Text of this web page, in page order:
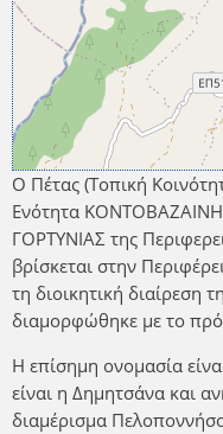
Ο Πέτας (Τοπική
Ενότητα
ΓΟΡΤΥΝΙΑΣ της
βρίσκεται στην
τη διοικητική διαίρεση
διαμορφώθηκε με το
Η επίσημη ονομασία
είναι η Δημητσάνα και
διαμέρισμα